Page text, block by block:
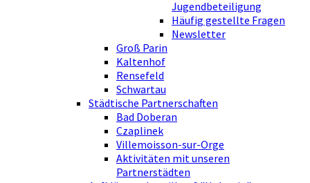
Jugendbeteiligung
Häufig gestellte Fragen
Newsletter
Groß Parin
Kaltenhof
Rensefeld
Schwartau
Städtische Partnerschaften
Bad Doberan
Czaplinek
Villemoisson-sur-Orge
Aktivitäten mit unseren
Partnerstädten